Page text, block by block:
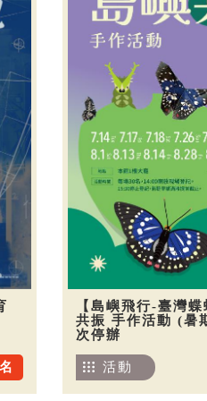
【島嶼飛行-臺灣
共振 手作活動 (
次停辦
活動